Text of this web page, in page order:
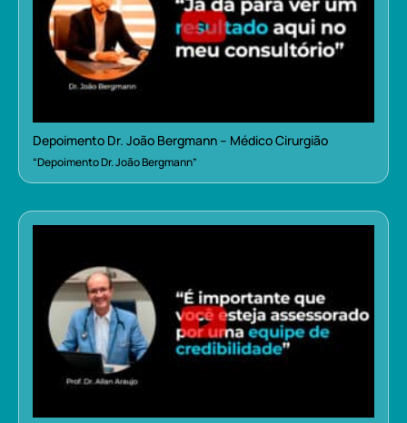
Depoimento Dr. João Bergmann – Médico Cirurgião
“Depoimento Dr. João Bergmann”